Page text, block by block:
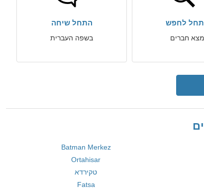
לחפש
מצא חברים
התחל שיחה
בשפה העברית
Batman Merkez
Ortahisar
טקירדא
Fatsa